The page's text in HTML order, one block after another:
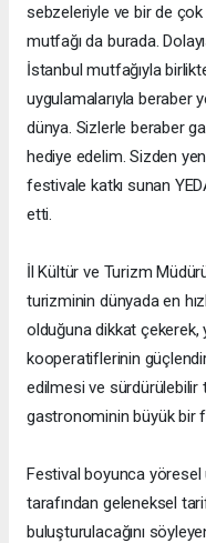
sebzeleriyle ve bir de
mutfağı da burada.
İstanbul mutfağıyla
uygulamalarıyla beraber
dünya. Sizlerle beraber
hediye edelim. Sizden
festivale katkı sunan
etti.
İl Kültür ve Turizm
turizminin dünyada en
olduğuna dikkat çekerek,
kooperatiflerinin
edilmesi ve sürdürülebilir
gastronominin büyük bir
Festival boyunca
tarafından geleneksel
buluşturulacağını